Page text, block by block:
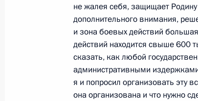
Встреча с жителями Анадыря
10 января 2024 года, 13:40
21 декабря 2023 года,
Открытие автомобильной
не жалея себя, защищает
дополнительного внимания,
и зона боевых действий
действий находится свыше 600
сказать, как любой
административными
я и попросил организовать эту
она организована и что нужно